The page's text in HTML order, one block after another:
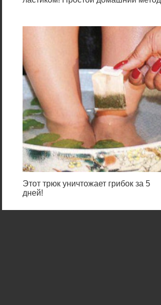
Этот трюк уничтожает грибок за 5
дней!